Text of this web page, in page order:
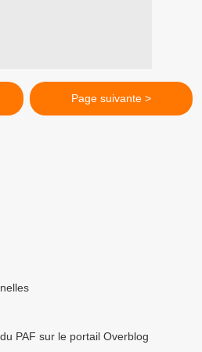
Page suivante >
PAF sur le portail Overblog